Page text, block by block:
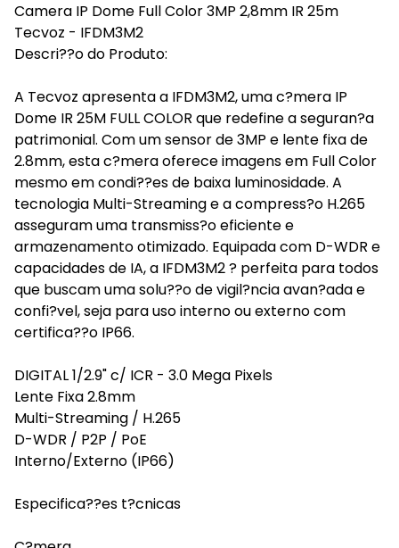
Camera IP Dome Full Color 3MP 2,8mm IR 25m
Tecvoz - IFDM3M2
Descri??o do Produto:
A Tecvoz apresenta a IFDM3M2, uma c?mera IP
Dome IR 25M FULL COLOR que redefine a seguran?a
patrimonial. Com um sensor de 3MP e lente fixa de
2.8mm, esta c?mera oferece imagens em Full Color
mesmo em condi??es de baixa luminosidade. A
tecnologia Multi-Streaming e a compress?o H.265
asseguram uma transmiss?o eficiente e
armazenamento otimizado. Equipada com D-WDR e
capacidades de IA, a IFDM3M2 ? perfeita para todos
que buscam uma solu??o de vigil?ncia avan?ada e
confi?vel, seja para uso interno ou externo com
certifica??o IP66.
DIGITAL 1/2.9" c/ ICR - 3.0 Mega Pixels
Lente Fixa 2.8mm
Multi-Streaming / H.265
D-WDR / P2P / PoE
Interno/Externo (IP66)
Especifica??es t?cnicas